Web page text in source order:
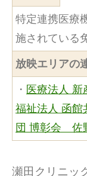
特定連携医療
施されている
放映エリアの
・ 医療法人
福祉法人 函
団 博彰会 佐
瀬田クリニッ